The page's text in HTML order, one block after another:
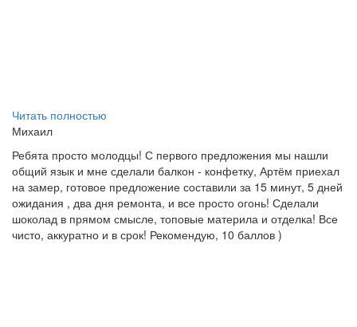
Читать полностью
Михаил
Ребята просто молодцы! С первого предложения мы нашли
общий язык и мне сделали балкон - конфетку, Артём приехал
на замер, готовое предложение составили за 15 минут, 5 дней
ожидания , два дня ремонта, и все просто огонь! Сделали
шоколад в прямом смысле, топовые материла и отделка! Все
чисто, аккуратно и в срок! Рекомендую, 10 баллов )